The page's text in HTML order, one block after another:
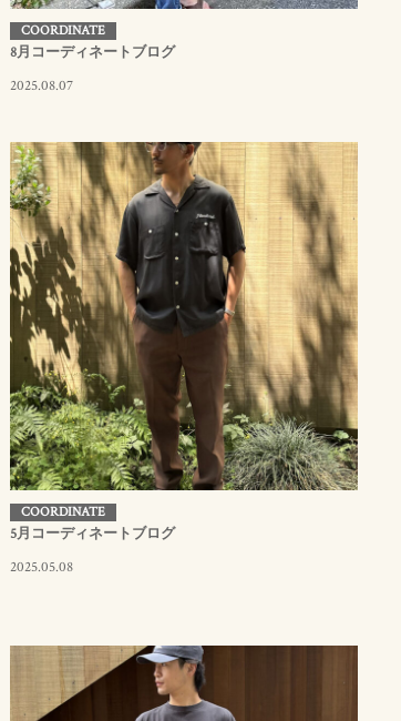
COORDINATE
8月コーディネートブログ
2025.08.07
COORDINATE
5月コーディネートブログ
2025.05.08